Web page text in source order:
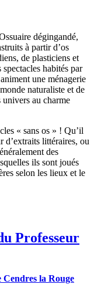
dégingandé,
à partir d’os
de plasticiens et
habités par
une ménagerie
naturaliste et de
au charme
« sans os » ! Qu’il
d’extraits littéraires, ou
des
ils sont joués
selon les lieux et le
Professeur
Cendres la Rouge